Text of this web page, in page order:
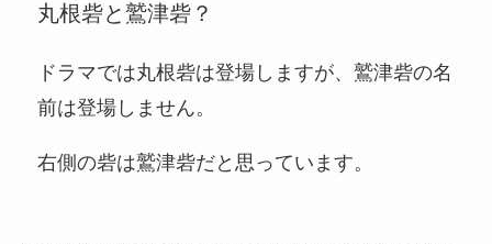
丸根砦と鷲津砦？
ドラマでは丸根砦は登場しますが、鷲津砦の名
前は登場しません。
右側の砦は鷲津砦だと思っています。